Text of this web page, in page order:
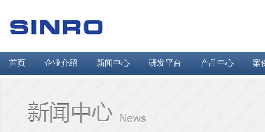
首页 企业介绍 新闻中心 研发平台 产品中心 案